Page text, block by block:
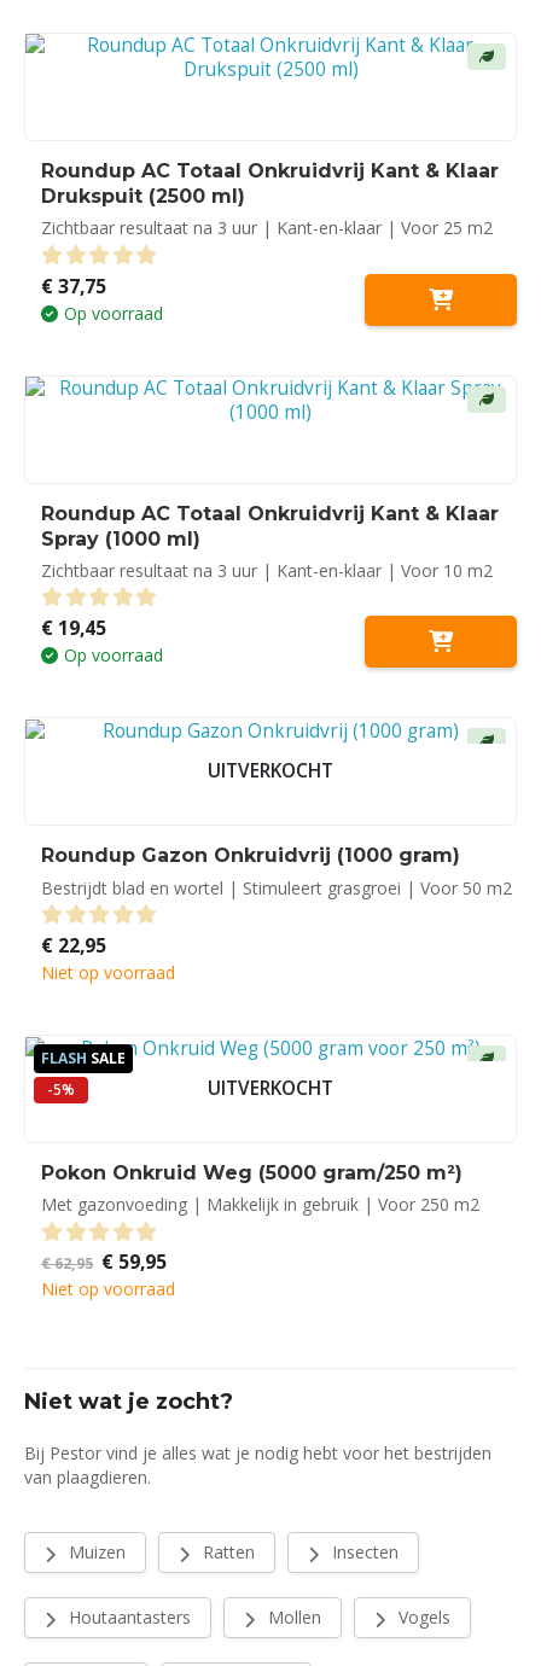
Roundup AC Totaal Onkruidvrij Kant & Klaar
Drukspuit (2500 ml)
Zichtbaar resultaat na 3 uur | Kant-en-klaar | Voor 25 m2
0 out of 5
€37,75
Op voorraad
Roundup AC Totaal Onkruidvrij Kant & Klaar
Spray (1000 ml)
Zichtbaar resultaat na 3 uur | Kant-en-klaar | Voor 10 m2
0 out of 5
€ 19,45
Op voorraad
UITVERKOCHT
Roundup Gazon Onkruidvrij (1000 gram)
Bestrijdt blad en wortel | Stimuleert grasgroei | Voor 50 m2
0 out of 5
€ 22,95
Niet op voorraad
FLASH SALE
-5%
UITVERKOCHT
Pokon Onkruid Weg (5000 gram/250 m²)
Met gazonvoeding | Makkelijk in gebruik | Voor 250 m2
0out of 5
€62,95 Oorspronkelijke
prijs
was:
€59,95Huidige
prijs
is:
Niet op voorraad
Niet wat je zocht?
Bij Pestor vind je alles wat je nodig hebt voor het bestrijden
van plaagdieren.
Muizen Ratten Insecten
Houtaantasters Mollen Vogels